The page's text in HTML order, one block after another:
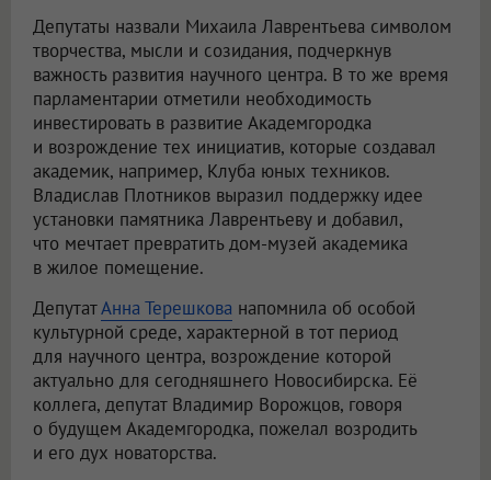
Депутаты назвали Михаила Лаврентьева символом
творчества, мысли и созидания, подчеркнув
важность развития научного центра. В то же время
парламентарии отметили необходимость
инвестировать в развитие Академгородка
и возрождение тех инициатив, которые создавал
академик, например, Клуба юных техников.
Владислав Плотников выразил поддержку идее
установки памятника Лаврентьеву и добавил,
что мечтает превратить дом-музей академика
в жилое помещение.
ДепутатАнна Терешкова напомнила об особой
культурной среде, характерной в тот период
для научного центра, возрождение которой
актуально для сегодняшнего Новосибирска. Её
коллега, депутат Владимир Ворожцов, говоря
о будущем Академгородка, пожелал возродить
и его дух новаторства.